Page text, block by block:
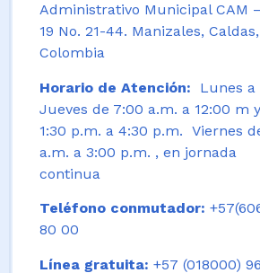
Administrativo Municipal CAM
19 No. 21-44. Manizales, Caldas,
Colombia
Horario de Atención:
Lunes a
Jueves de 7:00 a.m. a 12:00 m
1:30 p.m. a 4:30 p.m. Viernes
a.m. a 3:00 p.m. , en jornada
continua
Teléfono conmutador:
80 00
Línea gratuita: +57 (018000)